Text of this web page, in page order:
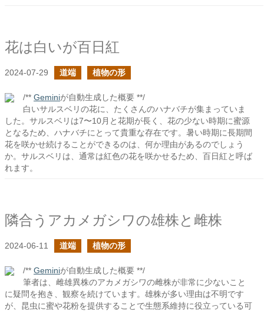
花は白いが百日紅
2024-07-29 道端 植物の形
/** Geminiが自動生成した概要 **/
白いサルスベリの花に、たくさんのハナバチが集まっていま
した。サルスベリは7〜10月と花期が長く、花の少ない時期に蜜源
となるため、ハナバチにとって貴重な存在です。暑い時期に長期間
花を咲かせ続けることができるのは、何か理由があるのでしょう
か。サルスベリは、通常は紅色の花を咲かせるため、百日紅と呼ば
れます。
隣合うアカメガシワの雄株と雌株
2024-06-11 道端 植物の形
/** Geminiが自動生成した概要 **/
筆者は、雌雄異株のアカメガシワの雌株が非常に少ないこと
に疑問を抱き、観察を続けています。雄株が多い理由は不明です
が、昆虫に蜜や花粉を提供することで生態系維持に役立っている可